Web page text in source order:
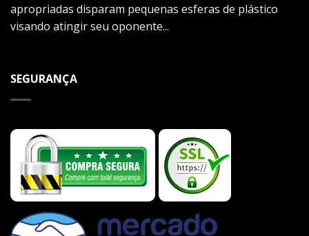
apropriadas disparam pequenas esferas de plástico
visando atingir seu oponente...
SEGURANÇA